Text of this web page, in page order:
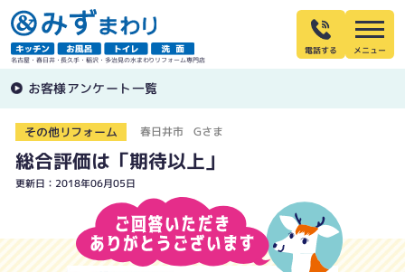
名古屋・春日井・長久手・稲沢・多治見の水まわりリフォーム専門店
電話する
お客様アンケート一覧
その他リフォーム 春日井市 Gさま
総合評価は「期待以上」
更新日：2018年06月05日